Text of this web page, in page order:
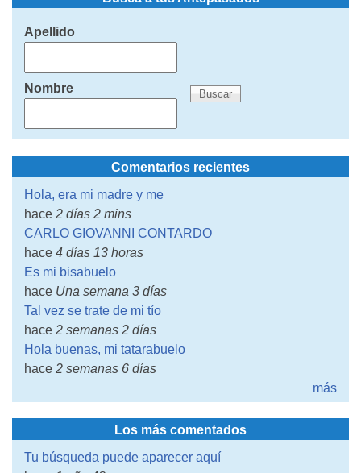
Apellido
Nombre
Comentarios recientes
Hola, era mi madre y me
hace 2 días 2 mins
CARLO GIOVANNI CONTARDO
hace 4 días 13 horas
Es mi bisabuelo
hace Una semana 3 días
Tal vez se trate de mi tío
hace 2 semanas 2 días
Hola buenas, mi tatarabuelo
hace 2 semanas 6 días
más
Los más comentados
Tu búsqueda puede aparecer aquí